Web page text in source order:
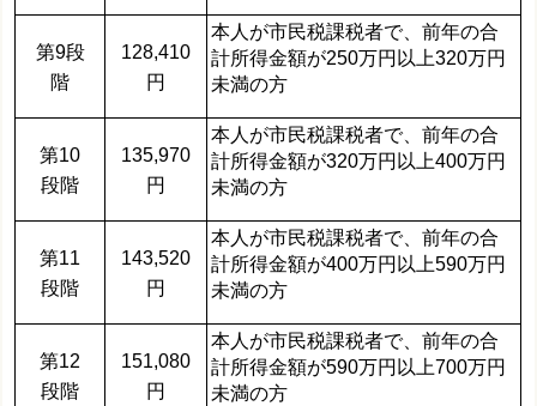
第9段
階
128,410
円
本人が市民税課税者で、前年の合
計所得金額が250万円以上320万円
未満の方
第10
段階
135,970
円
本人が市民税課税者で、前年の合
計所得金額が320万円以上400万円
未満の方
第11
段階
143,520
円
本人が市民税課税者で、前年の合
計所得金額が400万円以上590万円
未満の方
第12
段階
151,080
円
本人が市民税課税者で、前年の合
計所得金額が590万円以上700万円
未満の方